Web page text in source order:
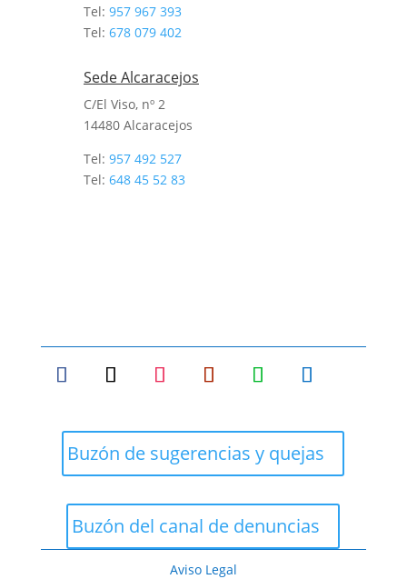
Tel: 957 967 393
Tel: 678 079 402
Sede Alcaracejos
C/El Viso, nº 2
14480 Alcaracejos
Tel: 957 492 527
Tel: 648 45 52 83
Buzón de sugerencias y quejas
Buzón del canal de denuncias
Aviso Legal